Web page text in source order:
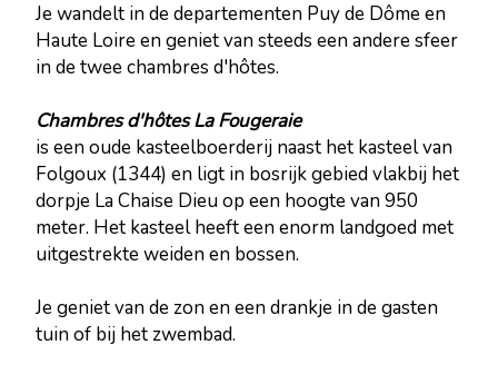
Je wandelt in de departementen Puy de Dôme en
Haute Loire en geniet van steeds een andere sfeer
in de twee chambres d'hôtes.
Chambres d'hôtes La Fougeraie
is een oude kasteelboerderij naast het kasteel van
Folgoux (1344) en ligt in bosrijk gebied vlakbij het
dorpje La Chaise Dieu op een hoogte van 950
meter. Het kasteel heeft een enorm landgoed met
uitgestrekte weiden en bossen.
Je geniet van de zon en een drankje in de gasten
tuin of bij het zwembad.